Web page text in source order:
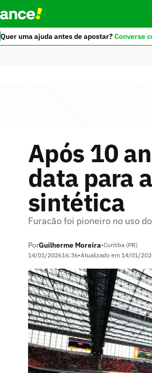
Quer uma ajuda antes de apostar?Converse
Após 10
data para
sintética
Furacão foi pioneiro no uso
PorGuilherme Moreira•Curitiba (PR)
14/01/202616:36•Atualizado em 14/01/